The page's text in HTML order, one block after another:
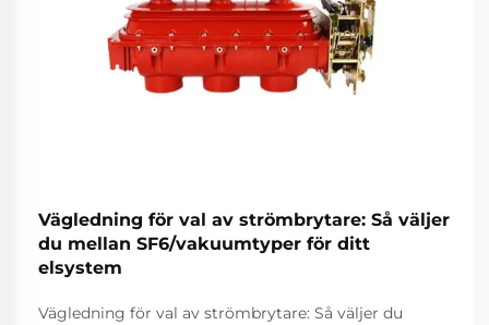
Vägledning för val av strömbrytare: Så väljer
du mellan SF6/vakuumtyper för ditt
elsystem
Vägledning för val av strömbrytare: Så väljer du